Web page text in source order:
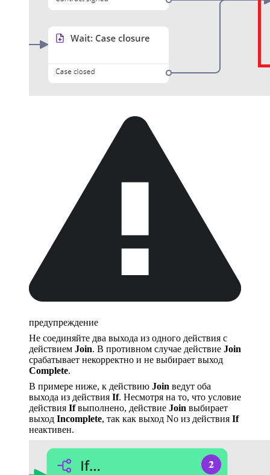
предупреждение
Не соединяйте два выхода из одного действия с
действием Join. В противном случае действие Join
срабатывает некорректно и не выбирает выход
Complete.
В примере ниже, к действию Join ведут оба
выхода из действия If. Несмотря на то, что условие
действия Ifвыполнено, действие Join выбирает
выход Incomplete, так как выход No из действия If
неактивен.